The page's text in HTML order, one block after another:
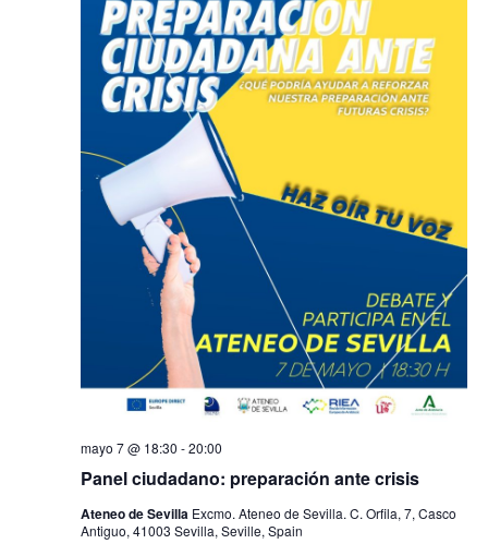
Panel ciudadano: preparación ante crisis
mayo 7 @ 18:30 -20:00
Ateneo de Sevilla Excmo. Ateneo de Sevilla. C. Orfila, 7, Casco
Antiguo, 41003 Sevilla, Seville, Spain